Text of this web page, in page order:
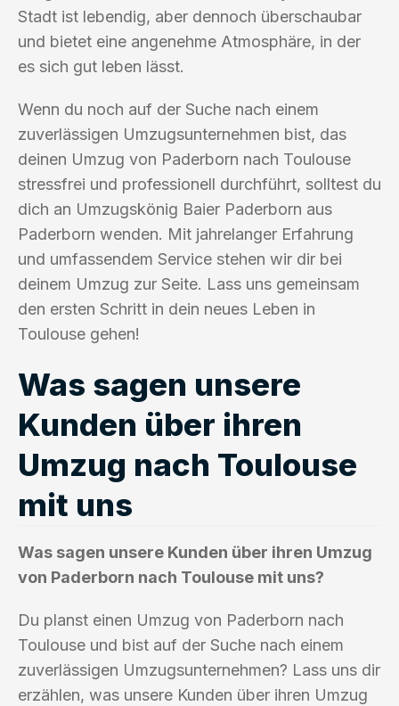
Stadt ist lebendig, aber dennoch überschaubar
und bietet eine angenehme Atmosphäre, in der
es sich gut leben lässt.
Wenn du noch auf der Suche nach einem
zuverlässigen Umzugsunternehmen bist, das
deinen Umzug von Paderborn nach Toulouse
stressfrei und professionell durchführt, solltest du
dich an Umzugskönig Baier Paderborn aus
Paderborn wenden. Mit jahrelanger Erfahrung
und umfassendem Service stehen wir dir bei
deinem Umzug zur Seite. Lass uns gemeinsam
den ersten Schritt in dein neues Leben in
Toulouse gehen!
Was sagen unsere
Kunden über ihren
Umzug nach Toulouse
mit uns
Was sagen unsere Kunden über ihren Umzug
von Paderborn nach Toulouse mit uns?
Du planst einen Umzug von Paderborn nach
Toulouse und bist auf der Suche nach einem
zuverlässigen Umzugsunternehmen? Lass uns dir
erzählen, was unsere Kunden über ihren Umzug